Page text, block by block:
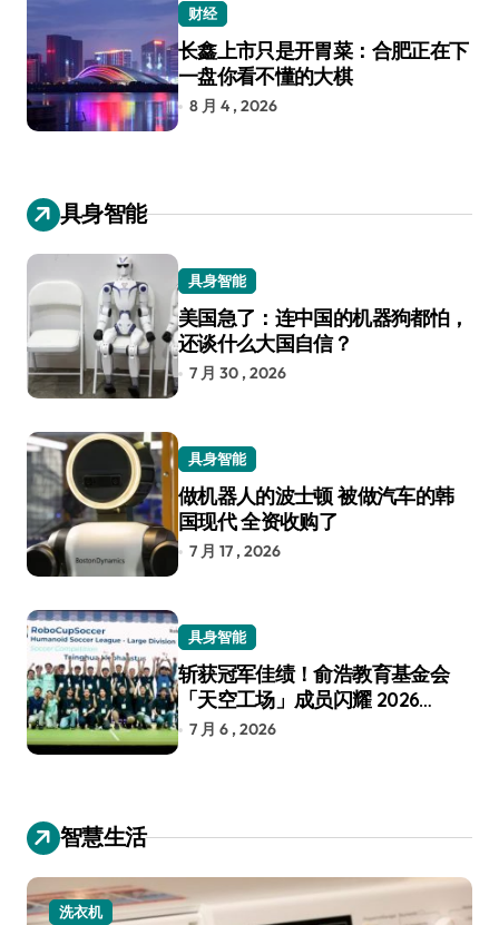
财经
长鑫上市只是开胃菜：合肥正在下
一盘你看不懂的大棋
8 月 4 , 2026
具身智能
具身智能
美国急了：连中国的机器狗都怕，
还谈什么大国自信？
7 月 30 , 2026
具身智能
做机器人的波士顿 被做汽车的韩
国现代 全资收购了
7 月 17 , 2026
具身智能
斩获冠军佳绩！俞浩教育基金会
「天空工场」成员闪耀 2026
RoboCup 机器人世界杯
7 月 6 , 2026
智慧生活
洗衣机